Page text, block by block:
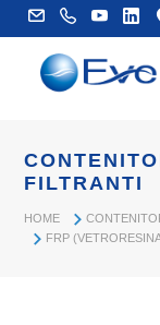
FILTRANTI
HOME
FRP